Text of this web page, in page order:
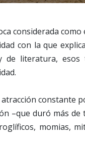
considerada como
con la que
literatura, esos
constante
–que duró más
momias,